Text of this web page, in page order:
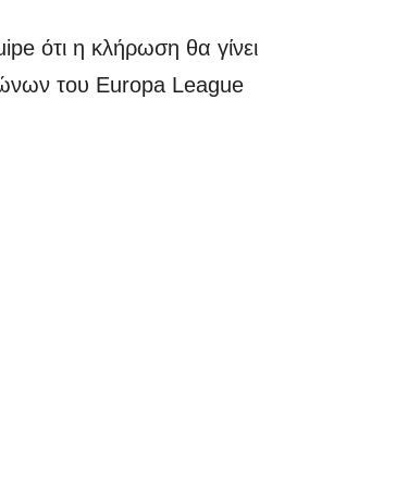
ότι η κλήρωση θα γίνει
του Europa League